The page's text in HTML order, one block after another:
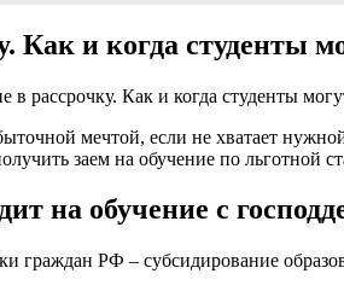
Как и когда студенты
мечтой, если не хватает
заем на обучение по льготной
на обучение с
граждан РФ – субсидирование